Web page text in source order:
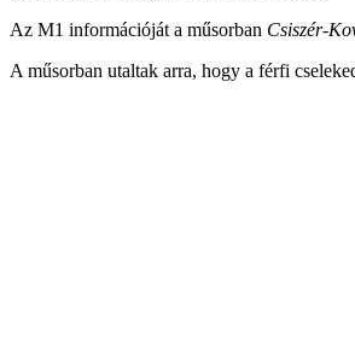
Az M1 információját a műsorban Csiszér-
A műsorban utaltak arra, hogy a férfi